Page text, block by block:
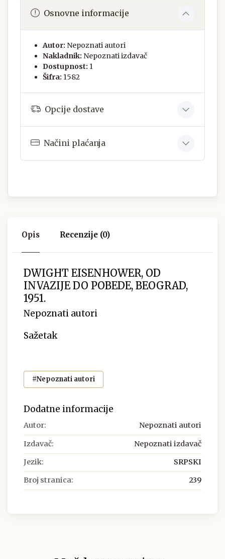
Osnovne informacije
Autor: Nepoznati autori
Nakladnik: Nepoznati izdavač
Dostupnost: 1
Šifra: 1582
Opcije dostave
Načini plaćanja
Opis Recenzije (0)
DWIGHT EISENHOWER, OD
INVAZIJE DO POBEDE, BEOGRAD,
1951.
Nepoznati autori
Sažetak
#Nepoznati autori
Dodatne informacije
Autor: Nepoznati autori
Izdavač: Nepoznati izdavač
Jezik: SRPSKI
Broj stranica: 239